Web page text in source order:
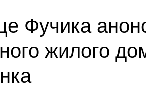
Фучика
жилого